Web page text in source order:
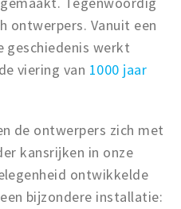
ontwerpers. Vanuit een
geschiedenis werkt
viering van 1000 jaar
de ontwerpers zich met
kansrijken in onze
ontwikkelde
een bijzondere installatie: